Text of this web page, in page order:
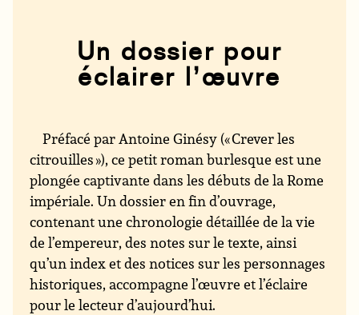
Un dossier pour
éclairer l’œuvre
Préfacé par Antoine Ginésy (« Crever les
citrouilles »), ce petit roman burlesque est une
plongée captivante dans les débuts de la Rome
impériale. Un dossier en fin d’ouvrage,
contenant une chronologie détaillée de la vie
de l’empereur, des notes sur le texte, ainsi
qu’un index et des notices sur les personnages
historiques, accompagne l’œuvre et l’éclaire
pour le lecteur d’aujourd’hui.